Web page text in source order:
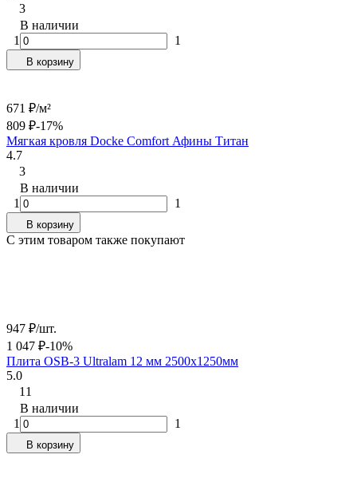
3
В наличии
1
1
В корзину
671 ₽/м²
809 ₽-17%
Мягкая кровля Docke Сomfort Афины Титан
4.7
3
В наличии
1
1
В корзину
C этим товаром также покупают
947 ₽/шт.
1 047 ₽-10%
Плита OSB-3 Ultralam 12 мм 2500х1250мм
5.0
11
В наличии
1
1
В корзину